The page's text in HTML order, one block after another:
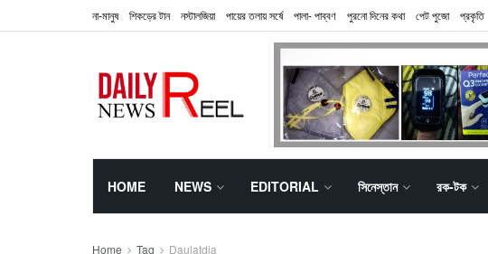
না-মানুষ শিকড়ের টান নস্টালজিয়া পায়ের তলায় সর্ষে পালা- পাব্বণ পুরনো দিনের কথা পেট পুজো প্রকৃতি
HOME NEWS EDITORIAL সিনেস্তান রক-টক
Home Tag Daulatdia